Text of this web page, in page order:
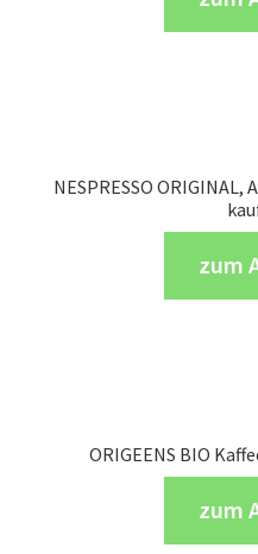
NESPRESSO ORIGINAL,
zum
ORIGEENS BIO
zum